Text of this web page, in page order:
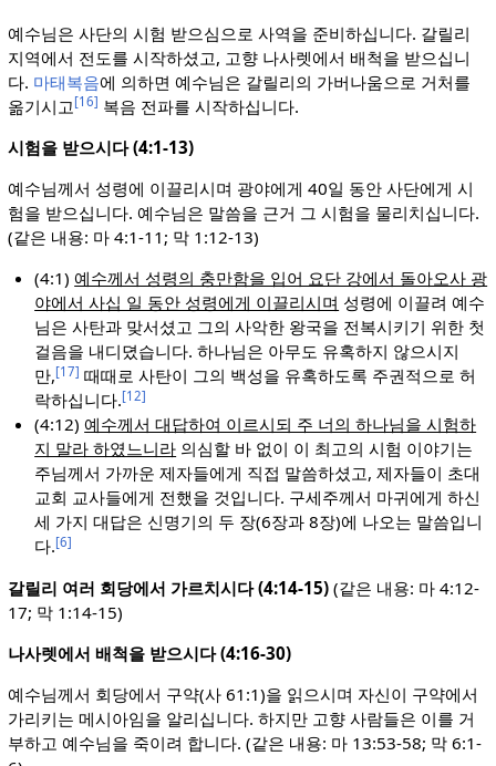
예수님은 사단의 시험 받으심으로 사역을 준비하십니다. 갈릴리
지역에서 전도를 시작하셨고, 고향 나사렛에서 배척을 받으십니
다. 마태복음에 의하면 예수님은 갈릴리의 가버나움으로 거처를
옮기시고 [16] 복음 전파를 시작하십니다.
시험을 받으시다 (4:1-13)
예수님께서 성령에 이끌리시며 광야에게 40일 동안 사단에게 시
험을 받으십니다. 예수님은 말씀을 근거 그 시험을 물리치십니다.
(같은 내용: 마 4:1-11; 막 1:12-13)
(4:1)예수께서 성령의 충만함을 입어 요단 강에서 돌아오사 광
야에서 사십 일 동안 성령에게 이끌리시며 성령에 이끌려 예수
님은 사탄과 맞서셨고 그의 사악한 왕국을 전복시키기 위한 첫
걸음을 내디뎠습니다. 하나님은 아무도 유혹하지 않으시지
만,[17] 때때로 사탄이 그의 백성을 유혹하도록 주권적으로 허
락하십니다.[12]
(4:12)예수께서 대답하여 이르시되 주 너의 하나님을 시험하
지 말라 하였느니라 의심할 바 없이 이 최고의 시험 이야기는
주님께서 가까운 제자들에게 직접 말씀하셨고, 제자들이 초대
교회 교사들에게 전했을 것입니다. 구세주께서 마귀에게 하신
세 가지 대답은 신명기의 두 장(6장과 8장)에 나오는 말씀입니
다.[6]
갈릴리 여러 회당에서 가르치시다 (4:14-15)(같은 내용: 마 4:12-
17; 막 1:14-15)
나사렛에서 배척을 받으시다 (4:16-30)
예수님께서 회당에서 구약(사 61:1)을 읽으시며 자신이 구약에서
가리키는 메시아임을 알리십니다. 하지만 고향 사람들은 이를 거
부하고 예수님을 죽이려 합니다. (같은 내용: 마 13:53-58; 막 6:1-